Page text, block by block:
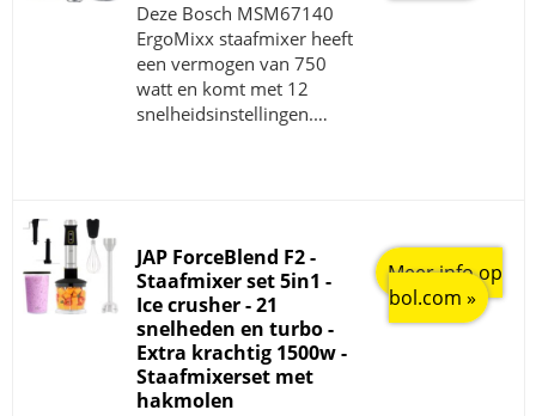
Deze Bosch MSM67140
ErgoMixx staafmixer heeft
een vermogen van 750
watt en komt met 12
snelheidsinstellingen.…
JAP ForceBlend F2 -
Staafmixer set 5in1 -
Ice crusher - 21
snelheden en turbo -
Extra krachtig 1500w -
Staafmixerset met
hakmolen
Meer info op
bol.com »